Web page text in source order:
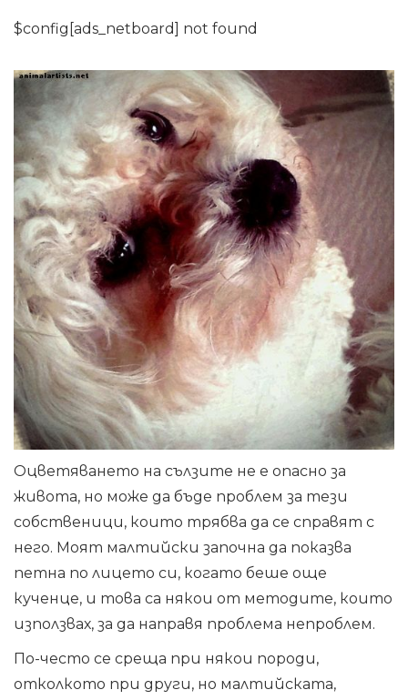
$config[ads_netboard] not found
Оцветяването на сълзите не е опасно за
живота, но може да бъде проблем за тези
собственици, които трябва да се справят с
него. Моят малтийски започна да показва
петна по лицето си, когато беше още
кученце, и това са някои от методите, които
използвах, за да направя проблема непроблем.
По-често се среща при някои породи,
отколкото при други, но малтийската,